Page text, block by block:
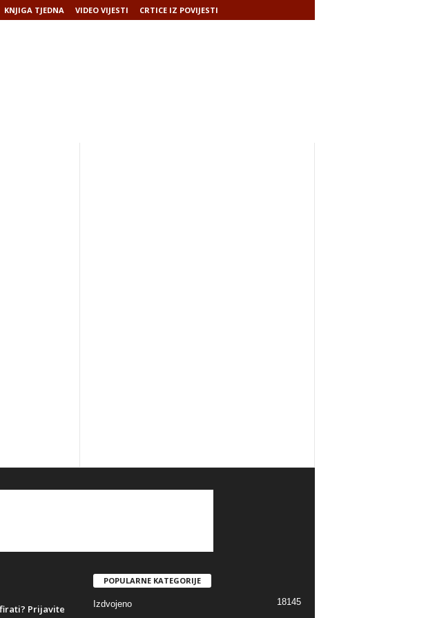
KNJIGA TJEDNA VIDEO VIJESTI CRTICE IZ POVIJESTI
Prijavite
POPULARNE KATEGORIJE
Izdvojeno
18145